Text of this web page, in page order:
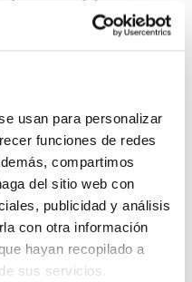
usan para personalizar
funciones de redes
compartimos
del sitio web con
publicidad y análisis
con otra información
hayan recopilado a
sus servicios.
Europea del Deporte y
han previsto una serie
y 18 de noviembre de
Cultural Petxina.
del Voluntariado, este
figura del voluntariado
en cuenta que es
este sistema y